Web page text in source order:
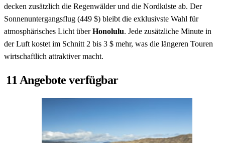
decken zusätzlich die Regenwälder und die Nordküste ab. Der
Sonnenuntergangsflug (449 $) bleibt die exklusivste Wahl für
atmosphärisches Licht überHonolulu. Jede zusätzliche Minute in
der Luft kostet im Schnitt 2 bis 3 $ mehr, was die längeren Touren
wirtschaftlich attraktiver macht.
11 Angebote verfügbar